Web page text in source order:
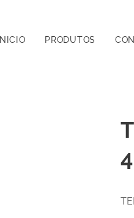
INICIO PRODUTOS